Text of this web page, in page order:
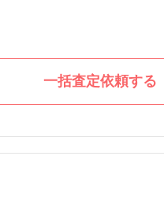
一括査定依頼する